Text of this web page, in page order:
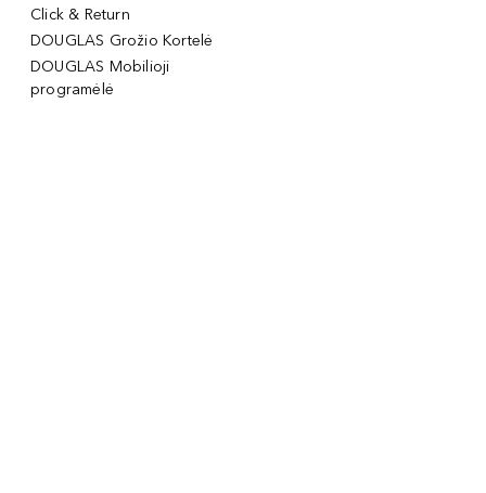
Click & Return
DOUGLAS Grožio Kortelė
DOUGLAS Mobilioji
programėlė